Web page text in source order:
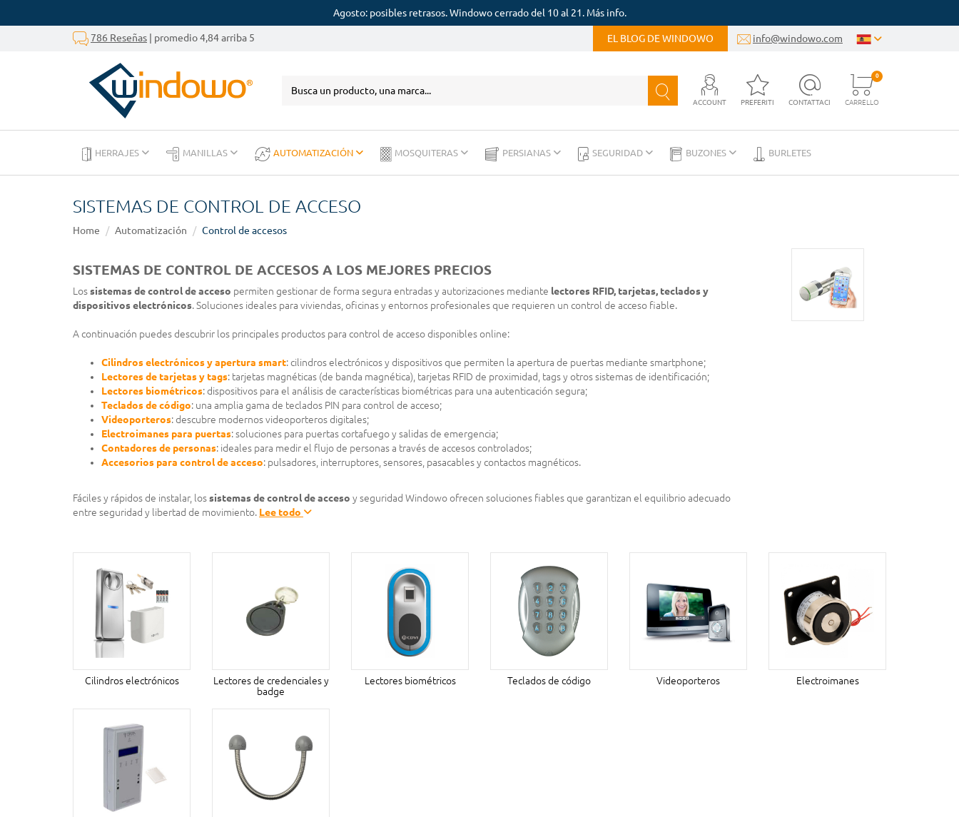
Agosto: posibles retrasos. Windowo cerrado del 10 al 21. Más info.
786 Reseñas | promedio 4,84 arriba 5 EL BLOG DE WINDOWO info@windowo.com
ACCOUNT PREFERITI CONTATTACI CARRELLO
0
HERRAJES MANILLAS AUTOMATIZACIÓN MOSQUITERAS PERSIANAS SEGURIDAD BUZONES BURLETES
SISTEMAS DE CONTROL DE ACCESO
Home Automatización Control de accesos
SISTEMAS DE CONTROL DE ACCESOS A LOS MEJORES PRECIOS
Lossistemas de control de acceso permiten gestionar de forma segura entradas y autorizaciones mediante lectores RFID, tarjetas, teclados y
dispositivos electrónicos. Soluciones ideales para viviendas, oficinas y entornos profesionales que requieren un control de acceso fiable.
A continuación puedes descubrir los principales productos para control de acceso disponibles online:
Cilindros electrónicos y apertura smart: cilindros electrónicos y dispositivos que permiten la apertura de puertas mediante smartphone;
Lectores de tarjetas y tags: tarjetas magnéticas (de banda magnética), tarjetas RFID de proximidad, tags y otros sistemas de identificación;
Lectores biométricos: dispositivos para el análisis de características biométricas para una autenticación segura;
Teclados de código: una amplia gama de teclados PIN para control de acceso;
Videoporteros: descubre modernos videoporteros digitales;
Electroimanes para puertas: soluciones para puertas cortafuego y salidas de emergencia;
Contadores de personas: ideales para medir el flujo de personas a través de accesos controlados;
Accesorios para control de acceso: pulsadores, interruptores, sensores, pasacables y contactos magnéticos.
Fáciles y rápidos de instalar, lossistemas de control de acceso y seguridad Windowo ofrecen soluciones fiables que garantizan el equilibrio adecuado
entre seguridad y libertad de movimiento. Lee todo
Cilindros electrónicos
Lectores de credenciales y
badge
Lectores biométricos Teclados de código Videoporteros Electroimanes